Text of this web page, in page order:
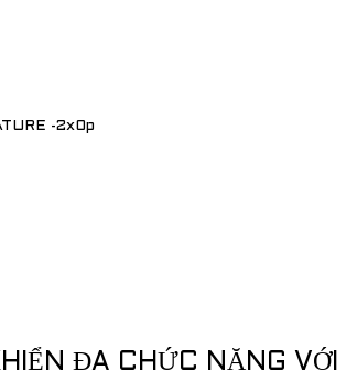
ĐA CHỨC NĂNG VỚI